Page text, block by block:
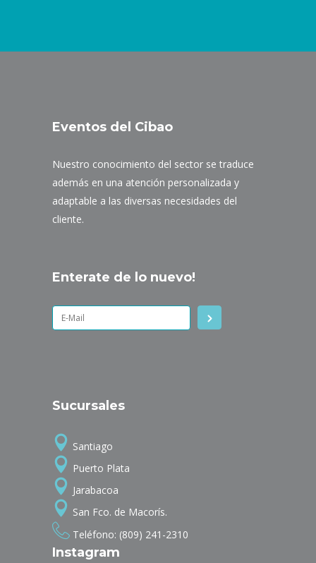
Eventos del Cibao
Nuestro conocimiento del sector se traduce
además en una atención personalizada y
adaptable a las diversas necesidades del
cliente.
Enterate de lo nuevo!
Sucursales
Santiago
Puerto Plata
Jarabacoa
San Fco. de Macorís.
Teléfono: (809) 241-2310
Instagram